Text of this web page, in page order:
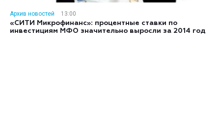
Архив новостей
13:00
«СИТИ Микрофинанс»: процентные ставки по
инвестициям МФО значительно выросли за 2014 год